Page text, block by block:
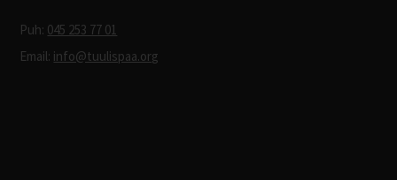
Puh: 045 253 77 01
Email: info@tuulispaa.org